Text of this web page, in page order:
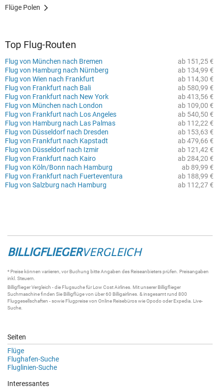
Flüge Polen
Top Flug-Routen
ab 151,25 €
Flug von München nach Bremen
ab 134,99 €
Flug von Hamburg nach Nürnberg
ab 114,30 €
Flug von Wien nach Frankfurt
ab 580,99 €
Flug von Frankfurt nach Bali
ab 413,56 €
Flug von Frankfurt nach New York
ab 109,00 €
Flug von München nach London
ab 540,50 €
Flug von Frankfurt nach Los Angeles
ab 112,22 €
Flug von Hamburg nach Las Palmas
ab 153,63 €
Flug von Düsseldorf nach Dresden
ab 479,66 €
Flug von Frankfurt nach Kapstadt
ab 121,42 €
Flug von Düsseldorf nach Izmir
ab 284,20 €
Flug von Frankfurt nach Kairo
ab 89,99 €
Flug von Köln/Bonn nach Hamburg
ab 188,99 €
Flug von Frankfurt nach Fuerteventura
ab 112,27 €
Flug von Salzburg nach Hamburg
BILLIGFLIEGERVERGLEICH
* Preise können variieren, vor Buchung bitte Angaben des Reiseanbieters prüfen. Preisangaben
inkl. Steuern.
BilligfliegerVergleich - die Flugsuchefür Low Cost Airlines. Mit unsererBilligflieger
Suchmaschinefinden Sie Billigflügevon über 60 Billigairlines . & insgesamt rund 800
Fluggesellschaften - sowie Flugpreise von Online Reisebüros wie Opodo oder Expedia. Live-
Suche
Seiten
Flüge
Flughafen-Suche
Fluglinien-Suche
Interessantes